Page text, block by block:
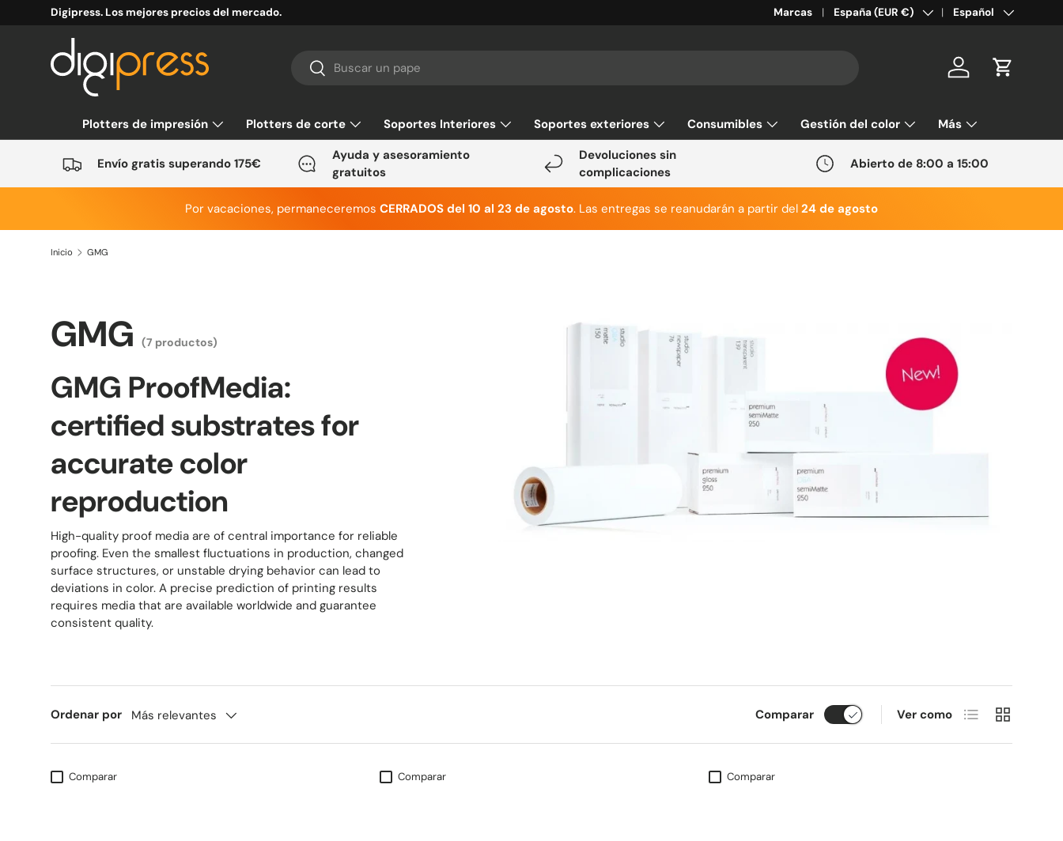
Digipress. Los mejores precios del mercado. Marcas País/Región
España (EUR €) IdiomaEspañol
Buscar
Buscar Cuenta Carrito
Plotters de impresión Plotters de corte Soportes Interiores Soportes exteriores Consumibles Gestión del color Más
Envío gratis superando 175€
Ayuda y asesoramiento
gratuitos
Devoluciones sin
complicaciones
Abierto de 8:00 a 15:00
Por vacaciones, permaneceremos CERRADOS del 10 al 23 de agosto. Las entregas se reanudarán a partir del 24 de agosto
Inicio GMG
GMG (7 productos)
GMG ProofMedia:
certified substrates for
accurate color
reproduction
High-quality proof media are of central importance for reliable
proofing. Even the smallest fluctuations in production, changed
surface structures, or unstable drying behavior can lead to
deviations in color. A precise prediction of printing results
requires media that are available worldwide and guarantee
consistent quality.
Ordenar por Más relevantes Comparar Ver como Lista Cuadrícula
Comparar Comparar Comparar